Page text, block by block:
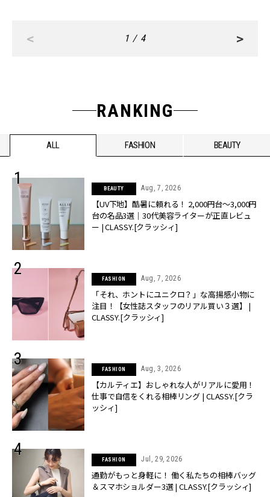
< 1 / 4 >
RANKING
ALL FASHION BEAUTY
BEAUTY Aug, 7, 2026
【UV下地】酷暑に頼れる！ 2,000円台〜3,000円
台の名品3選｜30代美容ライターが正直レビュ
ー | CLASSY.[クラッシィ]
FASHION Aug, 7, 2026
「それ、ホントにユニクロ？」な高揚感小物に
注目！【女性誌スタッフのリアル買い３選】 |
CLASSY.[クラッシィ]
FASHION Aug, 3, 2026
【カルティエ】おしゃれな人がリアルに愛用！
仕事で自信をくれる相棒リング | CLASSY.[クラ
ッシィ]
FASHION Jul, 29, 2026
通勤がもっと身軽に！ 働く私たちの相棒バッグ
＆スマホショルダー3選 | CLASSY.[クラッシィ]